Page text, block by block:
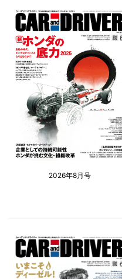
2026年8月号